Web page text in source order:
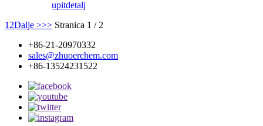
upitdetalj
1 2Dalje >>> Stranica 1 / 2
+86-21-20970332
sales@zhuoerchem.com
+86-13524231522